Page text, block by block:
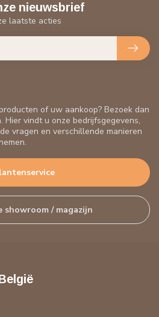
of uw aankoop? Bezoek dan
Hier vindt u onze bedrijfsgegevens,
vragen en verschillende manieren
showroom / magazijn
nieuwsbrief
laatste acties